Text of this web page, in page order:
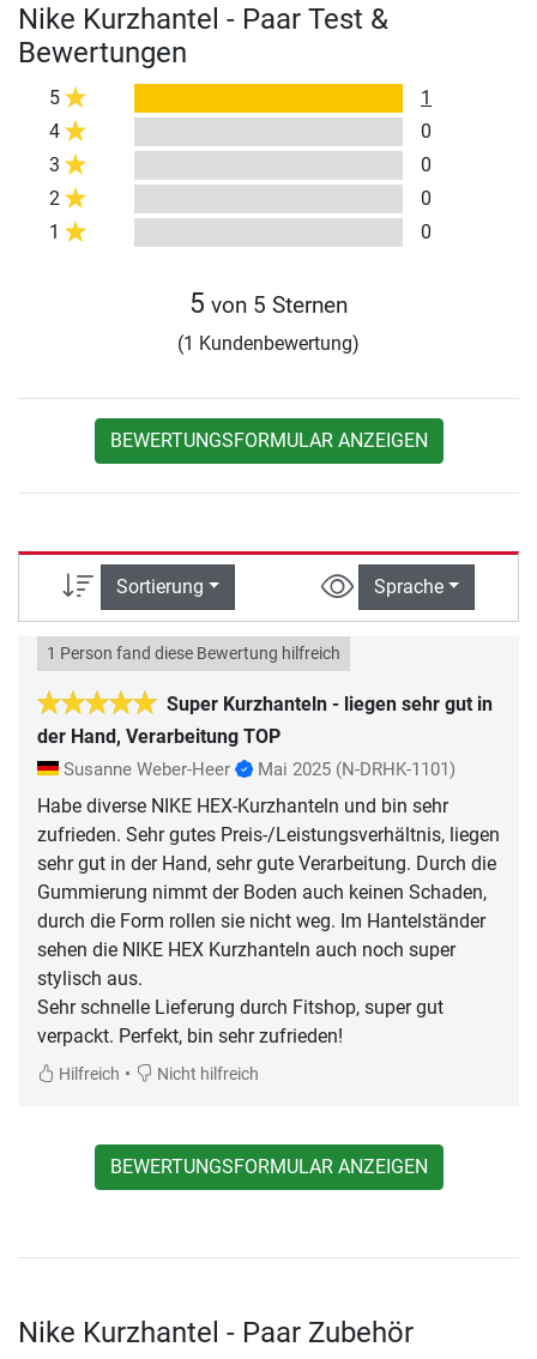
Nike Kurzhantel - Paar Test &
Bewertungen
5
1
4
0
3
0
2
0
1
0
5 von 5 Sternen
(1 Kundenbewertung)
BEWERTUNGSFORMULAR ANZEIGEN
Sortierung Sprache
Super Kurzhanteln - liegen sehr gut in
der Hand, Verarbeitung TOP
1 Person fand diese Bewertung hilfreich
Susanne Weber-Heer Mai 2025 (N-DRHK-1101)
Habe diverse NIKE HEX-Kurzhanteln und bin sehr
zufrieden. Sehr gutes Preis-/Leistungsverhältnis, liegen
sehr gut in der Hand, sehr gute Verarbeitung. Durch die
Gummierung nimmt der Boden auch keinen Schaden,
durch die Form rollen sie nicht weg. Im Hantelständer
sehen die NIKE HEX Kurzhanteln auch noch super
stylisch aus.
Sehr schnelle Lieferung durch Fitshop, super gut
verpackt. Perfekt, bin sehr zufrieden!
Hilfreich • Nicht hilfreich
BEWERTUNGSFORMULAR ANZEIGEN
Nike Kurzhantel - Paar Zubehör